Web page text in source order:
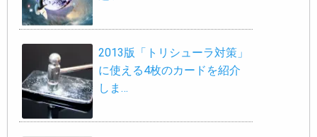
2013版「トリシューラ対策」
に使える4枚のカードを紹介
しま…